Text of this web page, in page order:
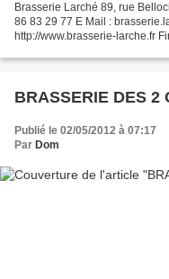
Brasserie Larché 89, rue
86 83 29 77 E Mail :
http://www.brasserie-larche.fr
BRASSERIE DES 2
Publié le 02/05/2012 à 07:17
Par Dom